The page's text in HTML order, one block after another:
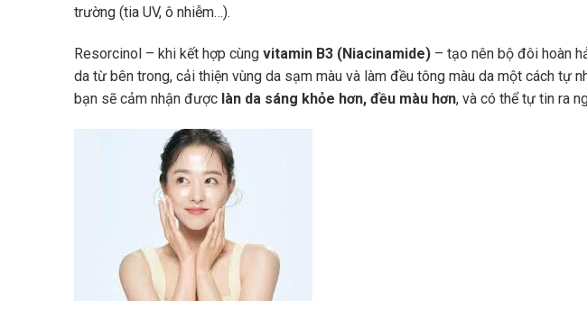
trường (tia UV, ô nhiễm…).
Resorcinol – khi kết hợp cùng vitamin B3 (Niacinamide) – tạo nên bộ đôi hoàn
da từ bên trong, cải thiện vùng da sạm màu và làm đều tông màu da một cách tự
bạn sẽ cảm nhận được làn da sáng khỏe hơn, đều màu hơn, và có thể tự tin ra